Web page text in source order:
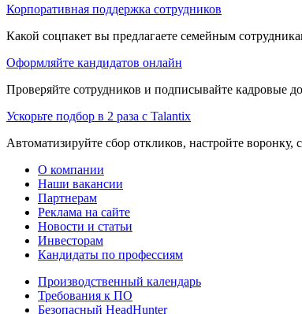
Корпоративная поддержка сотрудников
Какой соцпакет вы предлагаете семейным
Оформляйте кандидатов онлайн
Проверяйте сотрудников и подписывайте кадровые
Ускорьте подбор в 2 раза с Talantix
Автоматизируйте сбор откликов, настройте воронку,
О компании
Наши вакансии
Партнерам
Реклама на сайте
Новости и статьи
Инвесторам
Кандидаты по профессиям
Производственный календарь
Требования к ПО
Безопасный HeadHunter